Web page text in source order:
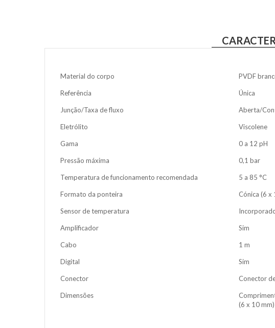
Material do corpo PVDF
Referência Única
Junção/Taxa de fluxo Aberta/
Eletrólito Viscolene
Gama 0 a 12 pH
Pressão máxima 0,1 bar
Temperatura de funcionamento recomendada 5 a 85 °C
Formato da ponteira Cónica (6 x
Sensor de temperatura
Amplificador Sim
Cabo 1 m
Digital Sim
Conector Conector
Dimensões
(6 x 10 mm)